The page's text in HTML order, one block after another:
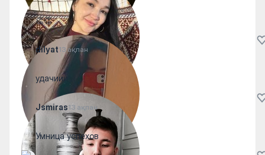
👏👏
dilyat13 ақпан
удачиии✨
Jsmiras13 ақпан
Умница успехов